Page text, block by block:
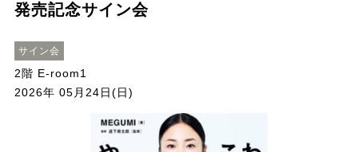
発売記念サイン会
サイン会
2階 E-room1
2026年 05月24日(日)